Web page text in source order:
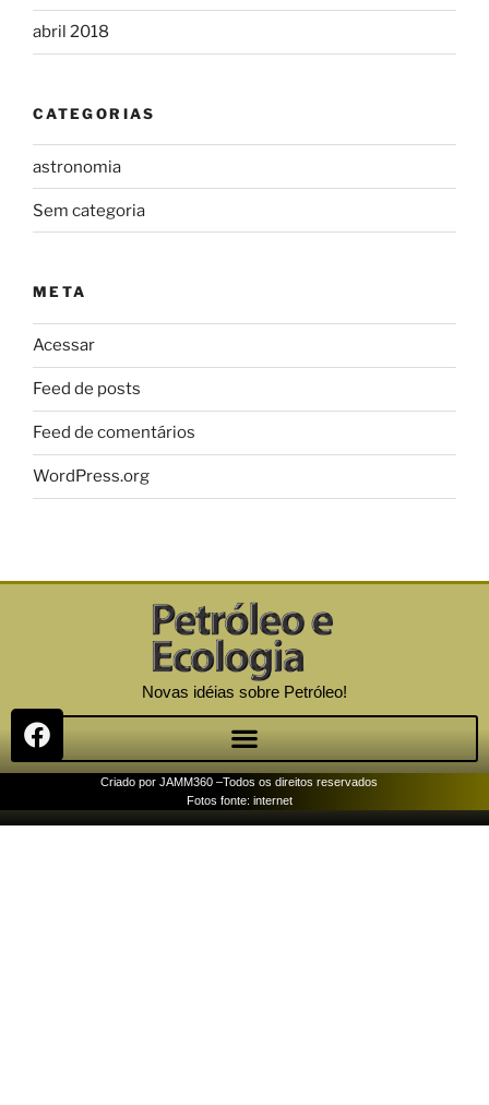
abril 2018
CATEGORIAS
astronomia
Sem categoria
META
Acessar
Feed de posts
Feed de comentários
WordPress.org
Novas idéias sobre Petróleo!
Criado por JAMM360 –Todos os direitos reservados
Fotos fonte: internet